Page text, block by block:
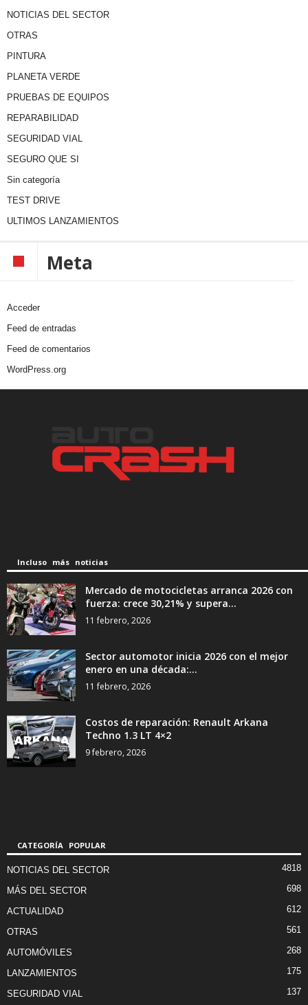
NOTICIAS DEL SECTOR
OTRAS
PINTURA
PLANETA VERDE
PRUEBAS DE EQUIPOS
REPARABILIDAD
SEGURIDAD VIAL
SEGURO QUE SI
Sin categoría
TEST DRIVE
ULTIMOS LANZAMIENTOS
Meta
Acceder
Feed de entradas
Feed de comentarios
WordPress.org
Incluso más noticias
Mercado de motocicletas arranca 2026 con
fuerza: crece 30,21% y supera...
11 febrero, 2026
Sector automotor inicia 2026 con el mejor
enero en una década:...
11 febrero, 2026
Costos de reparación: Renault Arkana
Techno 1.3 LT 4×2
9 febrero, 2026
CATEGORÍA POPULAR
NOTICIAS DEL SECTOR 4818
MÁS DEL SECTOR 698
ACTUALIDAD 612
OTRAS 561
AUTOMÓVILES 268
LANZAMIENTOS 175
SEGURIDAD VIAL 137